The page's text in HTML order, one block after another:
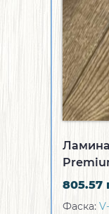
805.57
Фаска: